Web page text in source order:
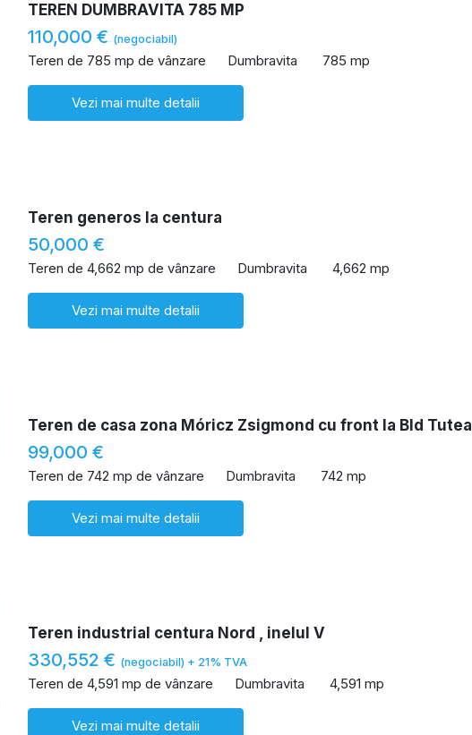
TEREN DUMBRAVITA 785 MP
110,000 € (negociabil)
Teren de 785 mp de vânzare Dumbravita 785 mp
Vezi mai multe detalii
Teren generos la centura
50,000 €
Teren de 4,662 mp de vânzare Dumbravita 4,662 mp
Vezi mai multe detalii
Teren de casa zona Móricz Zsigmond cu front la Bld Tutea
99,000 €
Teren de 742 mp de vânzare Dumbravita 742 mp
Vezi mai multe detalii
Teren industrial centura Nord , inelul V
330,552 € (negociabil) + 21% TVA
Teren de 4,591 mp de vânzare Dumbravita 4,591 mp
Vezi mai multe detalii